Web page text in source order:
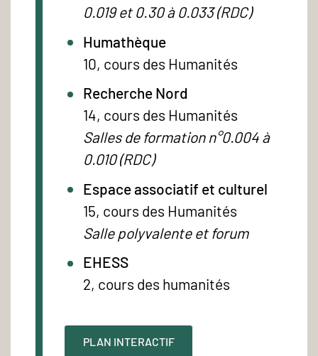
0.019 et 0.30 à 0.033 (RDC)
Humathèque
10, cours des Humanités
Recherche Nord
14, cours des Humanités
Salles de formation n°0.004 à
0.010 (RDC)
Espace associatif et culturel
15, cours des Humanités
Salle polyvalente et forum
EHESS
2, cours des humanités
PLAN INTERACTIF